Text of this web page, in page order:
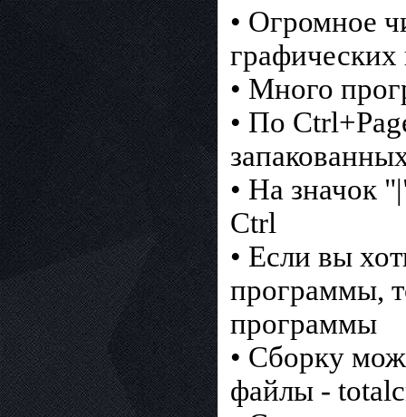
• Огромное
• Много
• По
• На значок
Ctrl
• Если вы
программы,
программы
• Сборку
файлы -